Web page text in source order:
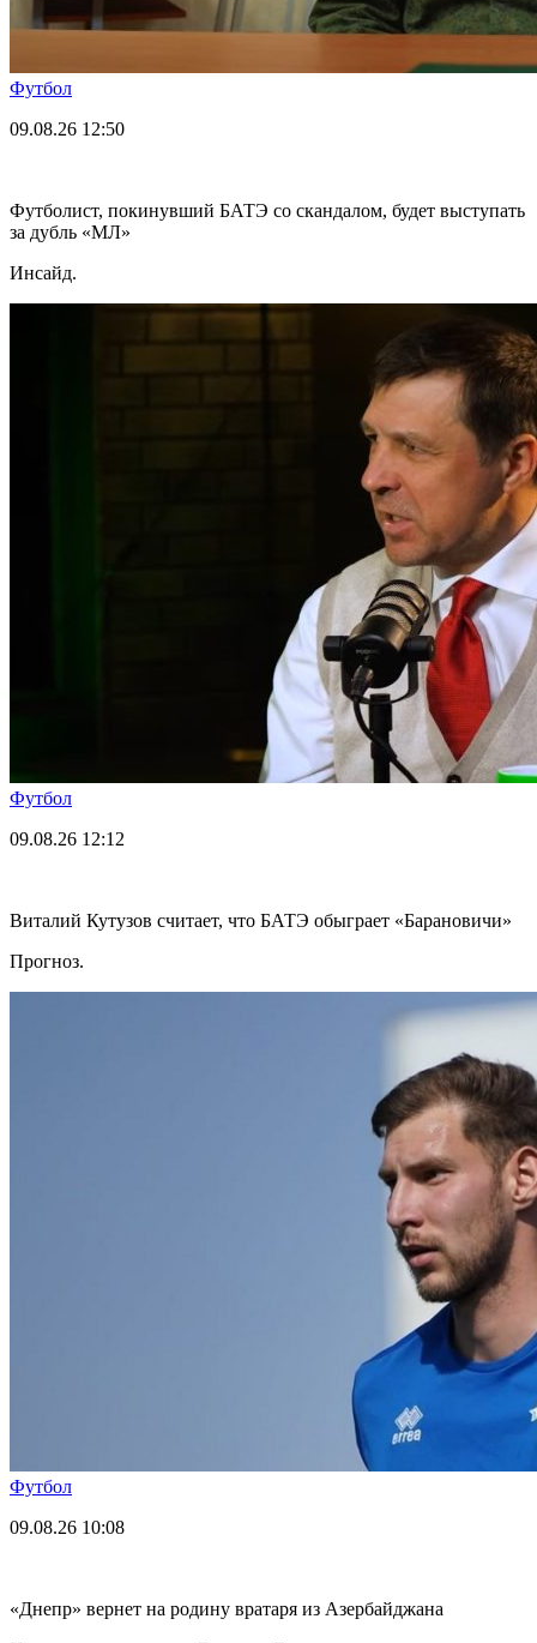
Футбол
09.08.26 12:50
Футболист, покинувший БАТЭ со скандалом, будет выступать
за дубль «МЛ»
Инсайд.
Футбол
09.08.26 12:12
Виталий Кутузов считает, что БАТЭ обыграет «Барановичи»
Прогноз.
Футбол
09.08.26 10:08
«Днепр» вернет на родину вратаря из Азербайджана